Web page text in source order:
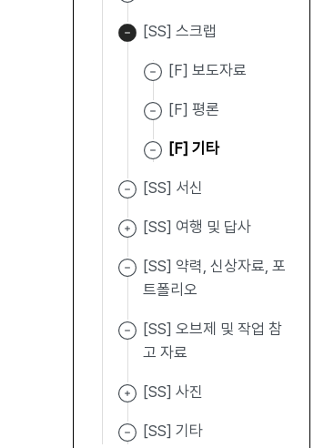
[SS] 스크랩
[F] 보도자료
[F] 평론
[F] 기타
[SS] 서신
[SS] 여행 및 답사
[SS] 약력, 신상자료, 포
트폴리오
[SS] 오브제 및 작업 참
고 자료
[SS] 사진
[SS] 기타